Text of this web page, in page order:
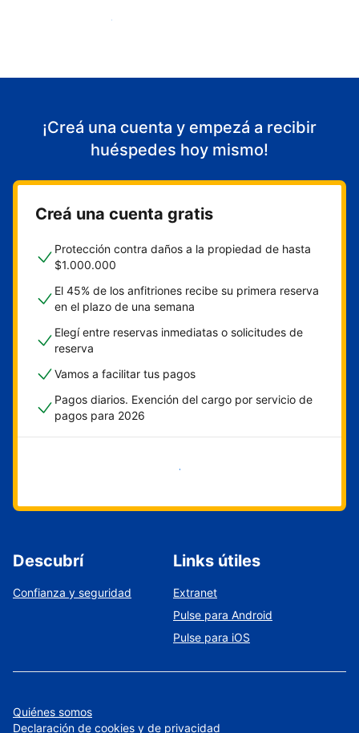
Empezá a recibir huéspedes
¡Creá una cuenta y empezá a recibir
huéspedes hoy mismo!
Creá una cuenta gratis
Protección contra daños a la propiedad de hasta
$1.000.000
El 45% de los anfitriones recibe su primera reserva
en el plazo de una semana
Elegí entre reservas inmediatas o solicitudes de
reserva
Vamos a facilitar tus pagos
Pagos diarios. Exención del cargo por servicio de
pagos para 2026
Empezar ahora
Descubrí
Confianza y seguridad
Links útiles
Extranet
Pulse para Android
Pulse para iOS
Quiénes somos
Declaración de cookies y de privacidad